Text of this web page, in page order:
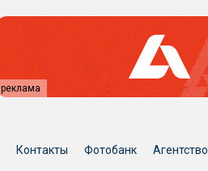
реклама
Контакты Фотобанк Агентство